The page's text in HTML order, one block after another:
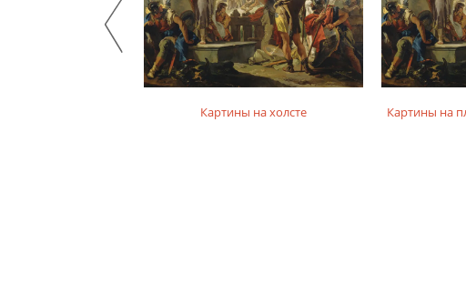
Картины на холсте Картины на